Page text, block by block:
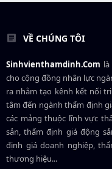
VỀ CHÚNG TÔI
Sinhvienthamdinh.Com
cho cộng đồng nhân lực
ra nhằm tạo kênh kết nối
tâm đến ngành thẩm định
các mảng thuộc lĩnh vực
sản, thẩm định giá động
định giá doanh nghiệp,
thương hiệu...